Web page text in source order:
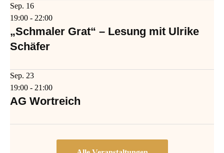
Sep. 16
19:00 - 22:00
„Schmaler Grat“ – Lesung mit Ulrike
Schäfer
Sep. 23
19:00 - 21:00
AG Wortreich